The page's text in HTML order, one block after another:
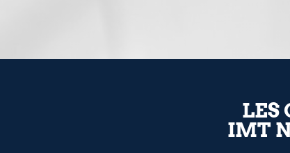
LES
IMT